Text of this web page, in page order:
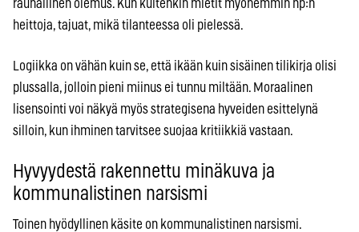
rauhallinen olemus. Kun kuitenkin mietit myöhemmin hp:n
heittoja, tajuat, mikä tilanteessa oli pielessä.
Logiikka on vähän kuin se, että ikään kuin sisäinen tilikirja olisi
plussalla, jolloin pieni miinus ei tunnu miltään. Moraalinen
lisensointi voi näkyä myös strategisena hyveiden esittelynä
silloin, kun ihminen tarvitsee suojaa kritiikkiä vastaan.
Hyvyydestä rakennettu minäkuva ja
kommunalistinen narsismi
Toinen hyödyllinen käsite on kommunalistinen narsismi.